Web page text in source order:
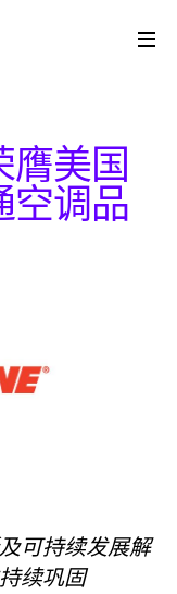
美国
空调品
可持续发展解
续巩固